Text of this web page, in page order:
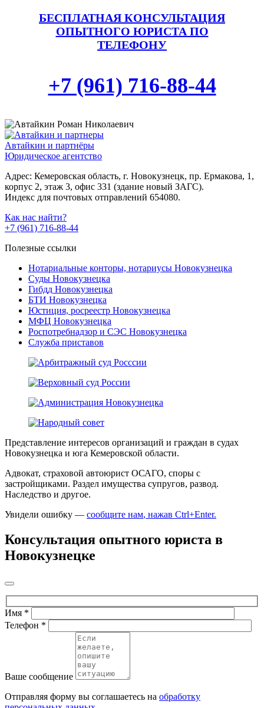
БЕСПЛАТНАЯ КОНСУЛЬТАЦИЯ
ОПЫТНОГО ЮРИСТА ПО
ТЕЛЕФОНУ
+7 (961) 716-88-44
Автайкин и партнёры
Юридическое агентство
Адрес: Кемеровская область, г. Новокузнецк, пр. Ермакова, 1,
корпус 2, этаж 3, офис 331 (здание новый ЗАГС).
Индекс для почтовых отправлений 654080.
Как нас найти?
+7 (961) 716-88-44
Полезные ссылки
Нотариальные конторы, нотариусы Новокузнецка
Суды Новокузнецка
Гибдд Новокузнецка
БТИ Новокузнецка
Юстиция, росреестр Новокузнецка
МФЦ Новокузнецка
Роспотребнадзор и СЭС Новокузнецка
Служба приставов
Представление интересов организаций и граждан в судах
Новокузнецка и юга Кемеровской области.
Адвокат, страховой автоюрист ОСАГО, споры с
застройщиками. Раздел имущества супругов, развод.
Наследство и другое.
Увидели ошибку — сообщите нам, нажав Ctrl+Enter.
Консультация опытного юриста в
Новокузнецке
Имя *
Телефон *
Ваше сообщение
Отправляя форму вы соглашаетесь на обработку